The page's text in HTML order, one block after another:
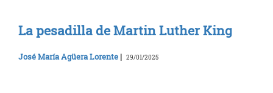
La pesadilla de Martin Luther King
José María Agüera Lorente | 29/01/2025